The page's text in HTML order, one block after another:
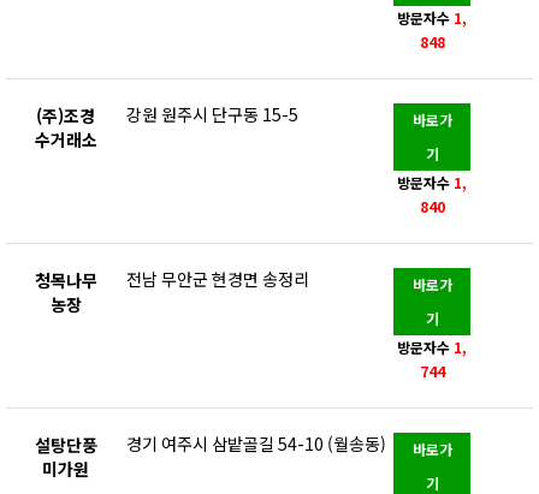
방문자수 1,
848
(주)조경
수거래소
강원 원주시 단구동 15-5
바로가
기
방문자수 1,
840
청목나무
농장
전남 무안군 현경면 송정리
바로가
기
방문자수 1,
744
설탕단풍
미가원
경기 여주시 삼밭골길 54-10 (월송동)
바로가
기